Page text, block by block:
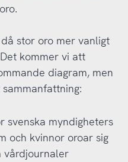
stor oro mer vanligt
kommer vi att
diagram, men
svenska myndigheters
och kvinnor oroar sig
vårdjournaler